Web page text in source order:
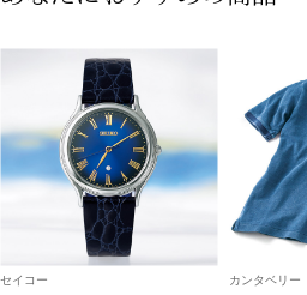
セイコー カンタベリー